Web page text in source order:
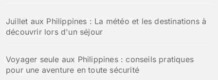
Juillet aux Philippines : La météo et les destinations à
découvrir lors d'un séjour
Voyager seule aux Philippines : conseils pratiques
pour une aventure en toute sécurité